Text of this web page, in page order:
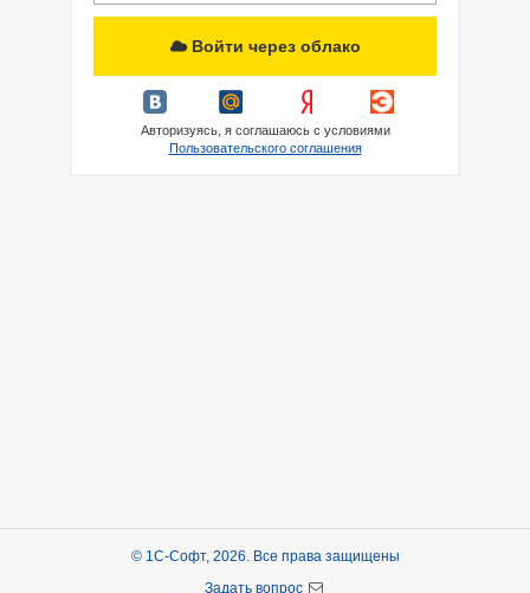
Войти через облако
Авторизуясь, я соглашаюсь с условиями
Пользовательского соглашения
© 1С-Софт, 2026. Все права защищены
Задать вопрос